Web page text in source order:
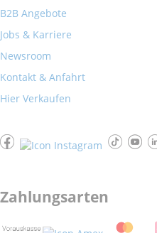
B2B Angebote
Jobs & Karriere
Newsroom
Kontakt & Anfahrt
Hier Verkaufen
Zahlungsarten